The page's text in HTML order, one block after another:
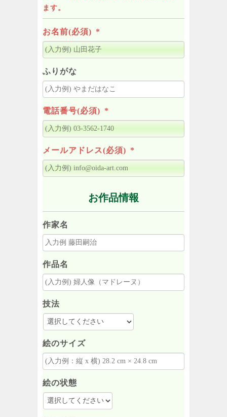
ます。
お名前(必須) *
ふりがな
電話番号(必須) *
メールアドレス(必須) *
お作品情報
作家名
作品名
技法
絵のサイズ
絵の状態